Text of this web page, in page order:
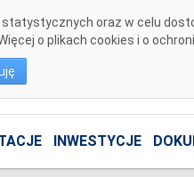
oraz w celu
o plikach cookies i o
INWESTYCJE